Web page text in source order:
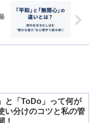
と「ToDo」って何が
い分けのコツと私の管